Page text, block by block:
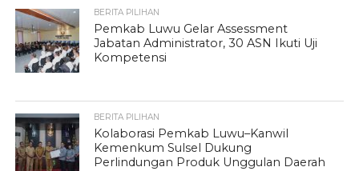
BERITA PILIHAN
Pemkab Luwu Gelar Assessment
Jabatan Administrator, 30 ASN Ikuti Uji
Kompetensi
BERITA PILIHAN
Kolaborasi Pemkab Luwu–Kanwil
Kemenkum Sulsel Dukung
Perlindungan Produk Unggulan Daerah